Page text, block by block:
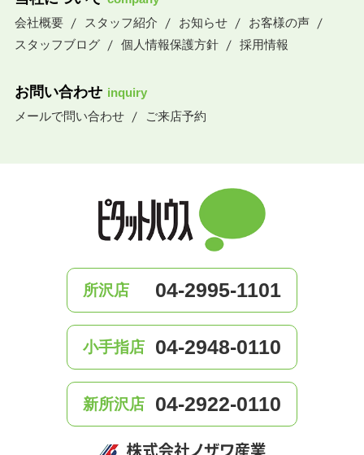
会社概要
スタッフ紹介 お知らせ
お客様の声
スタッフブログ
個人情報保護方針 採用情報
お問い合わせ inquiry
メールで問い合わせ
ご来店予約
所沢店 04-2995-1101
小手指店 04-2948-0110
新所沢店 04-2922-0110